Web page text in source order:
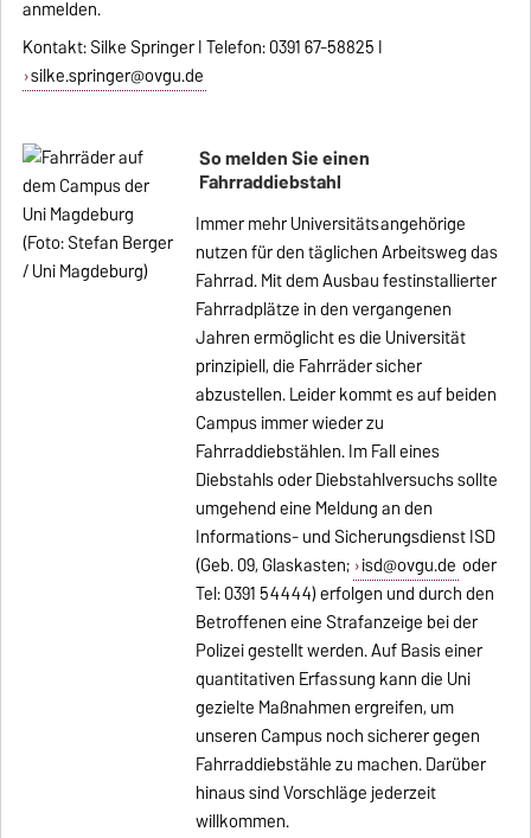
anmelden.
Kontakt: Silke Springer I Telefon: 0391 67-58825 I
silke.springer@ovgu.de
So melden Sie einen
Fahrraddiebstahl
Immer mehr Universitätsangehörige
nutzen für den täglichen Arbeitsweg das
Fahrrad. Mit dem Ausbau festinstallierter
Fahrradplätze in den vergangenen
Jahren ermöglicht es die Universität
prinzipiell, die Fahrräder sicher
abzustellen. Leider kommt es auf beiden
Campus immer wieder zu
Fahrraddiebstählen. Im Fall eines
Diebstahls oder Diebstahlversuchs sollte
umgehend eine Meldung an den
Informations- und Sicherungsdienst ISD
(Geb. 09, Glaskasten; isd@ovgu.de oder
Tel: 0391 54444) erfolgen und durch den
Betroffenen eine Strafanzeige bei der
Polizei gestellt werden. Auf Basis einer
quantitativen Erfassung kann die Uni
gezielte Maßnahmen ergreifen, um
unseren Campus noch sicherer gegen
Fahrraddiebstähle zu machen. Darüber
hinaus sind Vorschläge jederzeit
willkommen.